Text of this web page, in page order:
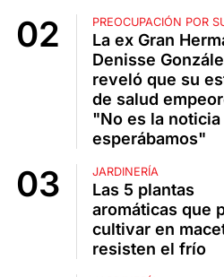
PREOCUPACIÓN POR
La ex Gran
Denisse
reveló que su
de salud
"No es la noticia
esperábamos"
JARDINERÍA
Las 5 plantas
aromáticas que
cultivar en
resisten el frío